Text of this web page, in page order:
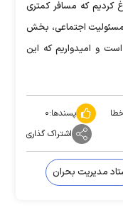
۵۰ درصدی را ابلاغ کردیم که مسافر کمتری
مسئولیت اجتماعی، بخش
و امیدواریم که این
پسندها:۰
اشتراک گذاری
مدیریت بحران